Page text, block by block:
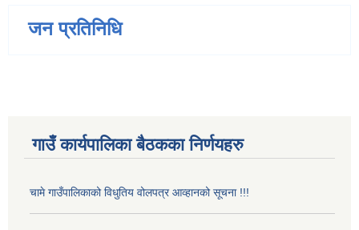
जन प्रतिनिधि
गाउँ कार्यपालिका बैठकका निर्णयहरु
चामे गाउँपालिकाको विधुतिय वोलपत्र आव्हानको सूचना !!!